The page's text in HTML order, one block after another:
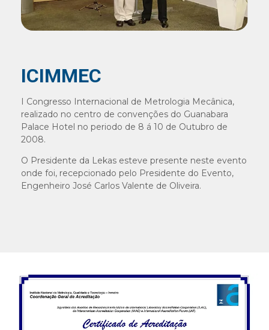
ICIMMEC
I Congresso Internacional de Metrologia Mecânica,
realizado no centro de convenções do Guanabara
Palace Hotel no periodo de 8 á 10 de Outubro de
2008.
O Presidente da Lekas esteve presente neste evento
onde foi, recepcionado pelo Presidente do Evento,
Engenheiro José Carlos Valente de Oliveira.